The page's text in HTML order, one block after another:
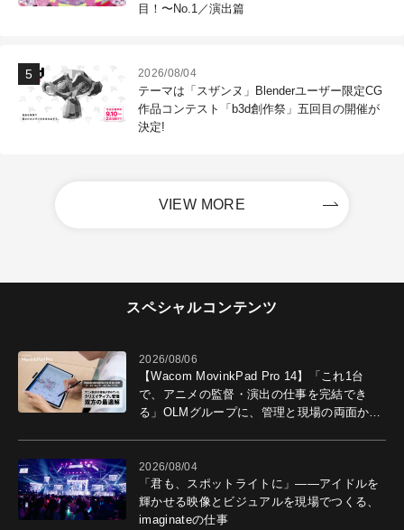
目！〜No.1／演出篇
2026/08/04
テーマは「スザンヌ」Blenderユーザー限定CG
作品コンテスト「b3d創作祭」五回目の開催が
決定!
VIEW MORE
スペシャルコンテンツ
2026/08/06
【Wacom MovinkPad Pro 14】「これ1台
で、アニメの監督・演出の仕事を完結でき
る」OLMグループに、管理と現場の両面から
2026/08/04
「君も、スポットライトに」――アイドルを
輝かせる映像とビジュアルを現場でつくる、
imaginateの仕事